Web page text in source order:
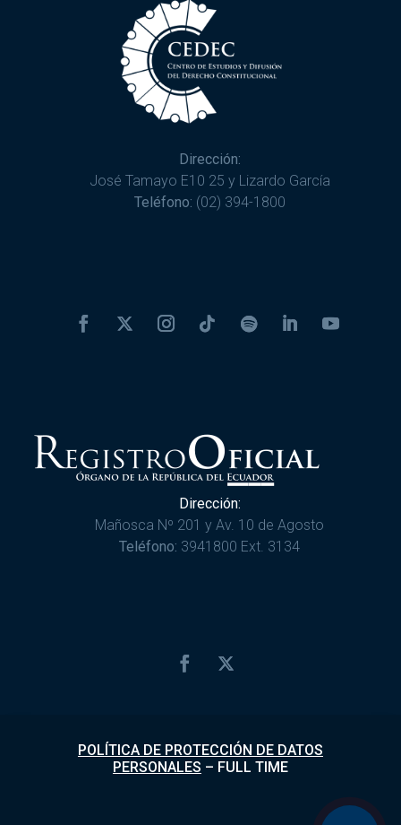
Dirección:
José Tamayo E10 25 y Lizardo García
Teléfono: (02) 394-1800
Dirección:
Mañosca Nº 201 y Av. 10 de Agosto
Teléfono: 3941800 Ext. 3134
POLÍTICA DE PROTECCIÓN DE DATOS
PERSONALES – FULL TIME